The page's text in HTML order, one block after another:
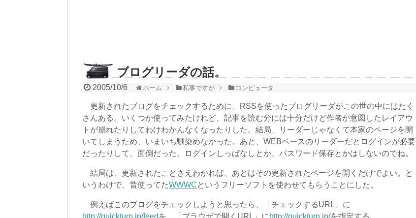
ブログリーダの話。
2005/10/6 ホーム 私事ですが コンピュータ
更新されたブログをチェックするために、RSSを使ったブログリーダがこの世の中にはたく
さんある。いくつか使ってみたけれど、記事を読む分には十分だけど作者が意図したレイアウ
トが崩れたりしてわけわかんなくなったりした。結局、リーダーじゃなくて本家のページを開
いてしまうため、いまいち馴染めなかった。あと、WEBベースのリーダーだとログインが必要
だったりして、面倒だった。ログインしっぱなしとか、パスワード保存とかはしないのでね。
結局は、更新されたことさえわかれば、あとはその更新されたページを開くだけでよい。と
いうわけで、昔使ってたWWWCというフリーソフトを使わせてもらうことにした。
例えばこのブログをチェックしようと思ったら、「チェックするURL」に